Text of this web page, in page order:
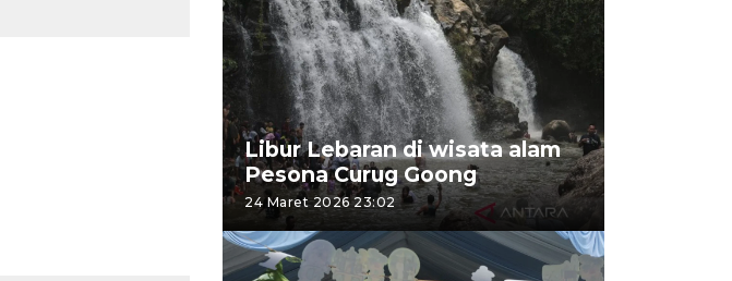
Libur Lebaran di wisata alam
Pesona Curug Goong
24 Maret 2026 23:02